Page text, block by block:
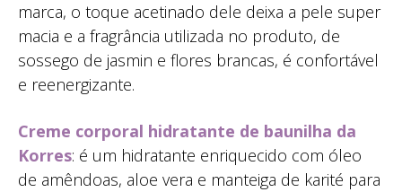
marca, o toque acetinado dele deixa a pele super
macia e a fragrância utilizada no produto, de
sossego de jasmin e flores brancas, é confortável
e reenergizante.
Creme corporal hidratante de baunilha da
Korres: é um hidratante enriquecido com óleo
de amêndoas, aloe vera e manteiga de karité para